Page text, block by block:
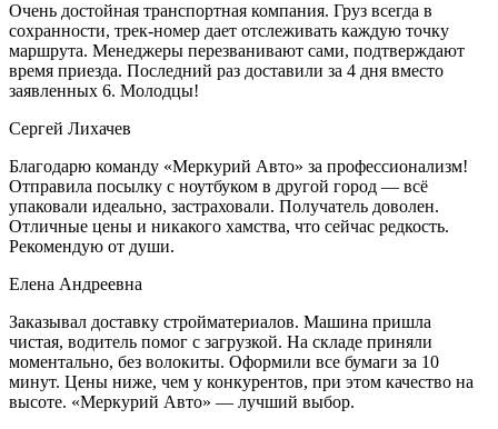
Очень достойная транспортная компания. Груз всегда в
сохранности, трек-номер дает отслеживать каждую точку
маршрута. Менеджеры перезванивают сами, подтверждают
время приезда. Последний раз доставили за 4 дня вместо
заявленных 6. Молодцы!
Сергей Лихачев
Благодарю команду «Меркурий Авто» за профессионализм!
Отправила посылку с ноутбуком в другой город — всё
упаковали идеально, застраховали. Получатель доволен.
Отличные цены и никакого хамства, что сейчас редкость.
Рекомендую от души.
Елена Андреевна
Заказывал доставку стройматериалов. Машина пришла
чистая, водитель помог с загрузкой. На складе приняли
моментально, без волокиты. Оформили все бумаги за 10
минут. Цены ниже, чем у конкурентов, при этом качество на
высоте. «Меркурий Авто» — лучший выбор.